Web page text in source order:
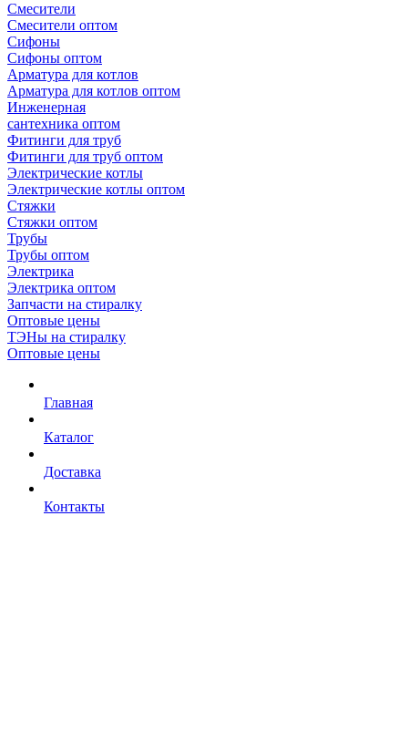
Смесители
Смесители оптом
Сифоны
Сифоны оптом
Арматура для котлов
Арматура для котлов оптом
Инженерная
сантехника оптом
Фитинги для труб
Фитинги для труб оптом
Электрические котлы
Электрические котлы оптом
Стяжки
Стяжки оптом
Трубы
Трубы оптом
Электрика
Электрика оптом
Запчасти на стиралку
Оптовые цены
ТЭНы на стиралку
Оптовые цены
Главная
Каталог
Доставка
Контакты